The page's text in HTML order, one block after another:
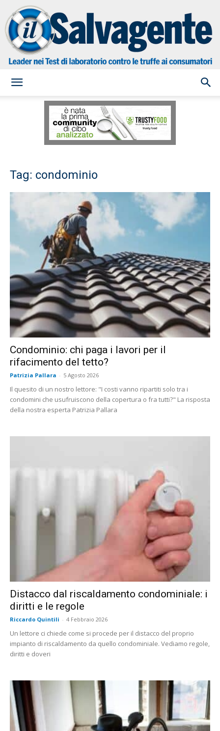
Salvagente
Tag: condominio
Condominio: chi paga i lavori per il
rifacimento del tetto?
Patrizia Pallara - 5 Agosto 2026
Il quesito di un nostro lettore: "I costi vanno ripartiti solo tra i
condomini che usufruiscono della copertura o fra tutti?" La risposta
della nostra esperta Patrizia Pallara
Distacco dal riscaldamento condominiale: i
diritti e le regole
Riccardo Quintili - 4 Febbraio 2026
Un lettore ci chiede come si procede per il distacco del proprio
impianto di riscaldamento da quello condominiale. Vediamo regole,
diritti e doveri